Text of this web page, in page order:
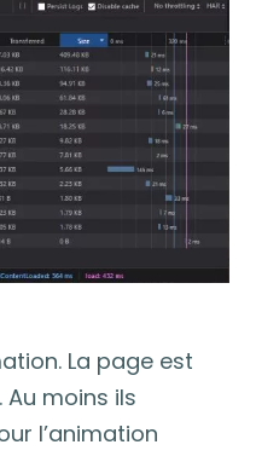
La page est
moins ils
l’animation